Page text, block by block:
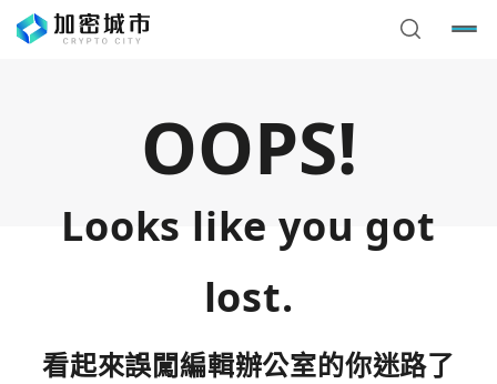
OOPS!
Looks like you got
lost.
看起來誤闖編輯辦公室的你迷路了